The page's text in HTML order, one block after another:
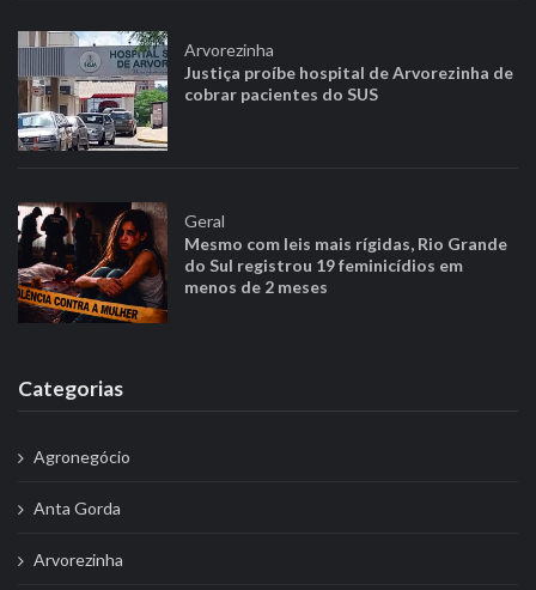
Arvorezinha
Justiça proíbe hospital de Arvorezinha de
cobrar pacientes do SUS
Geral
Mesmo com leis mais rígidas, Rio Grande
do Sul registrou 19 feminicídios em
menos de 2 meses
Categorias
Agronegócio
Anta Gorda
Arvorezinha